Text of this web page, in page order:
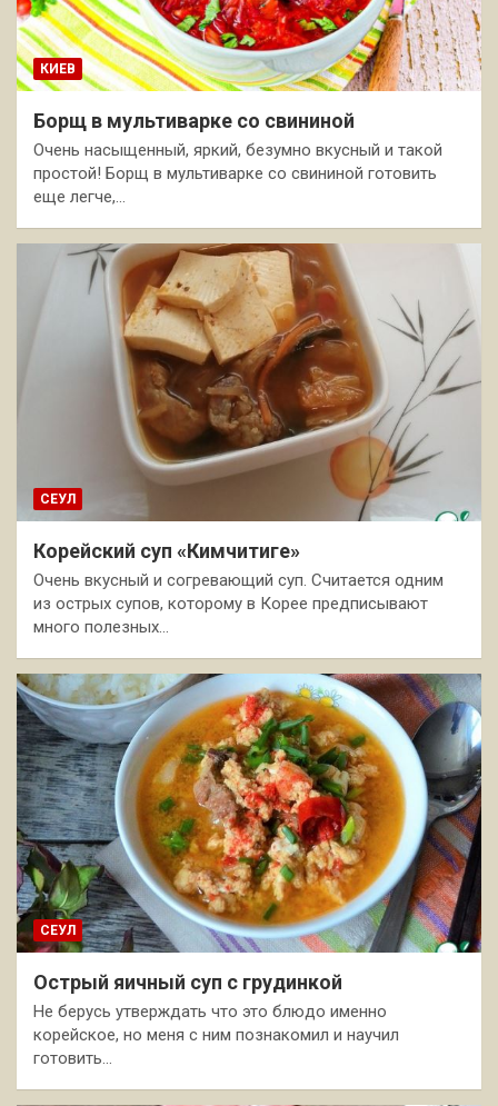
КИЕВ
Борщ в мультиварке со свининой
Очень насыщенный, яркий, безумно вкусный и такой
простой! Борщ в мультиварке со свининой готовить
еще легче,…
СЕУЛ
Корейский суп «Кимчитиге»
Очень вкусный и согревающий суп. Считается одним
из острых супов, которому в Корее предписывают
много полезных…
СЕУЛ
Острый яичный суп с грудинкой
Не берусь утверждать что это блюдо именно
корейское, но меня с ним познакомил и научил
готовить…